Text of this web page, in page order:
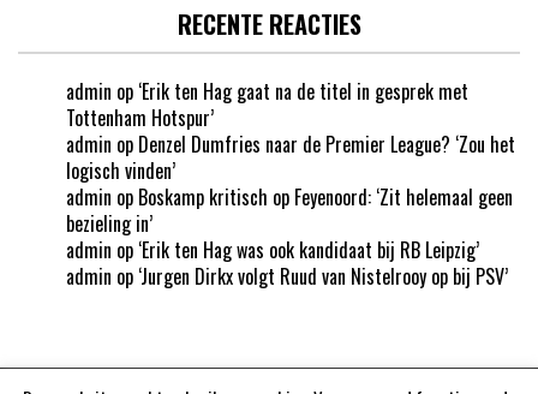
RECENTE REACTIES
admin op ‘Erik ten Hag gaat na de titel in gesprek met
Tottenham Hotspur’
admin op Denzel Dumfries naar de Premier League? ‘Zou het
logisch vinden’
admin op Boskamp kritisch op Feyenoord: ‘Zit helemaal geen
bezieling in’
admin op ‘Erik ten Hag was ook kandidaat bij RB Leipzig’
admin op ‘Jurgen Dirkx volgt Ruud van Nistelrooy op bij PSV’